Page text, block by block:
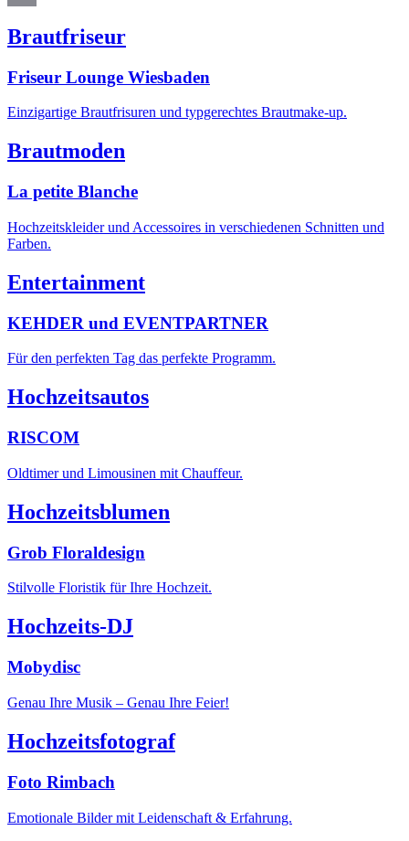
Brautfriseur
Friseur Lounge Wiesbaden
Einzigartige Brautfrisuren und typgerechtes Brautmake-up.
Brautmoden
La petite Blanche
Hochzeitskleider und Accessoires in verschiedenen Schnitten und
Farben.
Entertainment
KEHDER und EVENTPARTNER
Für den perfekten Tag das perfekte Programm.
Hochzeitsautos
RISCOM
Oldtimer und Limousinen mit Chauffeur.
Hochzeitsblumen
Grob Floraldesign
Stilvolle Floristik für Ihre Hochzeit.
Hochzeits-DJ
Mobydisc
Genau Ihre Musik – Genau Ihre Feier!
Hochzeitsfotograf
Foto Rimbach
Emotionale Bilder mit Leidenschaft & Erfahrung.